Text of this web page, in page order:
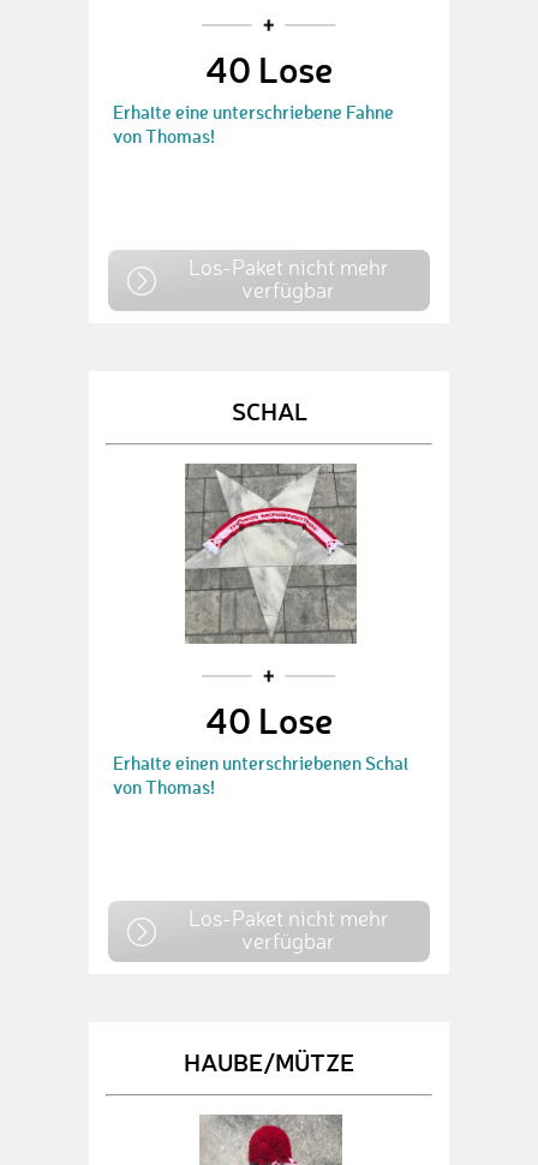
40 Lose
Erhalte eine unterschriebene Fahne
von Thomas!
Los-Paket nicht mehr
verfügbar
SCHAL
40 Lose
Erhalte einen unterschriebenen Schal
von Thomas!
Los-Paket nicht mehr
verfügbar
HAUBE/MÜTZE